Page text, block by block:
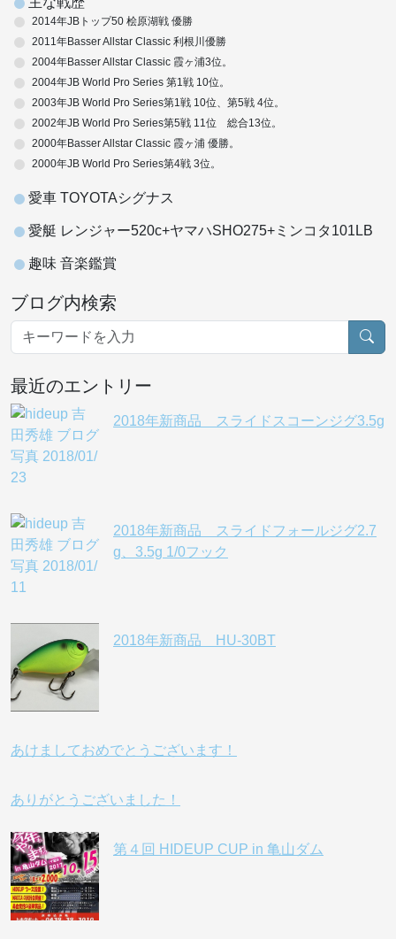
2014年JBトップ50 桧原湖戦 優勝
2011年Basser Allstar Classic 利根川優勝
2004年Basser Allstar Classic 霞ヶ浦3位。
2004年JB World Pro Series 第1戦 10位。
2003年JB World Pro Series第1戦 10位、第5戦 4位。
2002年JB World Pro Series第5戦 11位 総合13位。
2000年Basser Allstar Classic 霞ヶ浦 優勝。
2000年JB World Pro Series第4戦 3位。
愛車 TOYOTAシグナス
愛艇 レンジャー520c+ヤマハSHO275+ミンコタ101LB
趣味 音楽鑑賞
ブログ内検索
最近のエントリー
2018年新商品 スライドスコーンジグ3.5g
2018年新商品 スライドフォールジグ2.7
g、3.5g 1/0フック
2018年新商品 HU-30BT
あけましておめでとうございます！
ありがとうございました！
第４回 HIDEUP CUP in 亀山ダム